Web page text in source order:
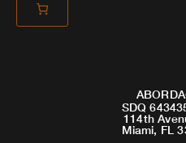
SDQ
114th
Miami, FL